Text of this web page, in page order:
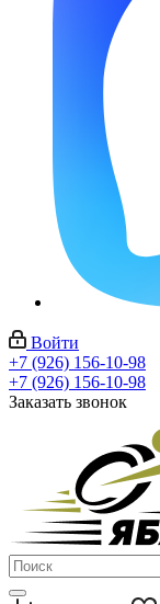
Войти
+7 (926) 156-10-98
+7 (926) 156-10-98
Заказать звонок